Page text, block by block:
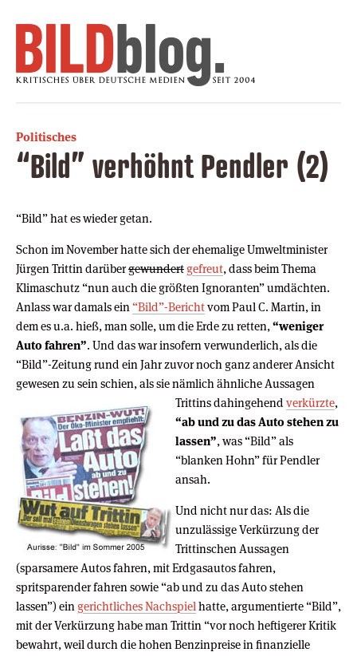
Politisches
“Bild” verhöhnt Pendler (2)
“Bild” hat es wieder getan.
Schon im November hatte sich der ehemalige Umweltminister
Jürgen Trittin darübergewundert gefreut, dass beim Thema
Klimaschutz “nun auch die größten Ignoranten” umdächten.
Anlass war damals ein “Bild”-Berichtvom Paul C. Martin, in
dem es u.a. hieß, man solle, um die Erde zu retten, “weniger
Auto fahren”. Und das war insofern verwunderlich, als die
“Bild”-Zeitung rund ein Jahr zuvor noch ganz anderer Ansicht
gewesen zu sein schien, als sie nämlich ähnliche Aussagen
Trittins dahingehend verkürzte,
“ab und zu das Auto stehen zu
lassen”, was “Bild” als
“blanken Hohn” für Pendler
ansah.
Und nicht nur das: Als die
unzulässige Verkürzung der
Trittinschen Aussagen
(sparsamere Autos fahren, mit Erdgasautos fahren,
spritsparender fahren sowie “ab und zu das Auto stehen
lassen”) ein gerichtliches Nachspiel hatte, argumentierte “Bild”,
mit der Verkürzung habe man Trittin “vor noch heftigerer Kritik
bewahrt, weil durch die hohen Benzinpreise in finanzielle